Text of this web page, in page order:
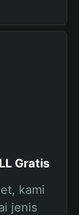
Gratis
kami
jenis